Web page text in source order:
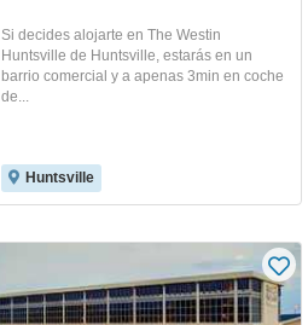
Si decides alojarte en The Westin
Huntsville de Huntsville, estarás en un
barrio comercial y a apenas 3min en coche
de...
Huntsville